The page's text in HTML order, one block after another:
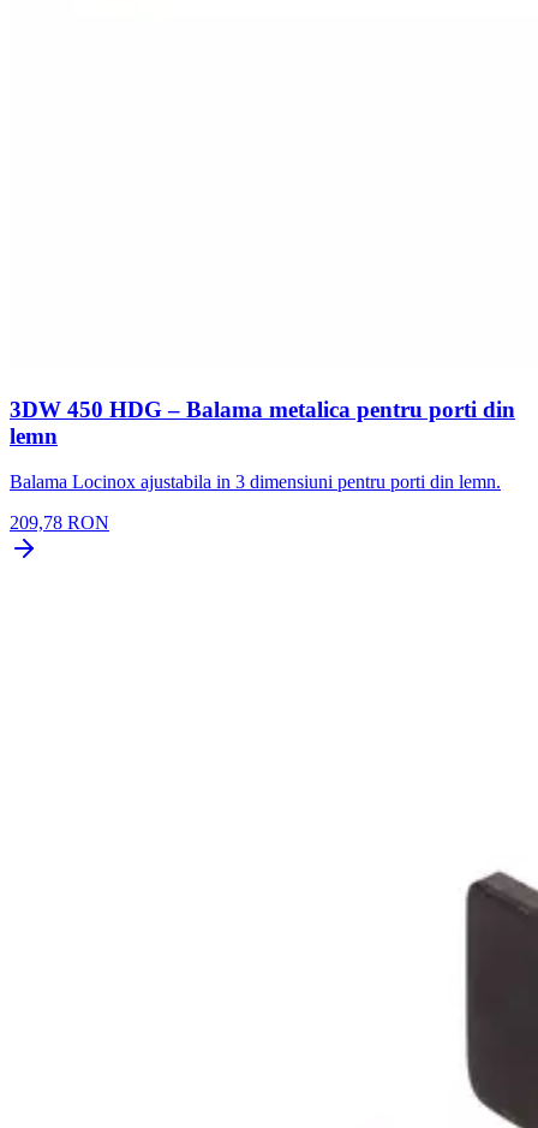
3DW 450 HDG – Balama metalica pentru porti din
lemn
Balama Locinox ajustabila in 3 dimensiuni pentru porti din lemn.
209,78 RON